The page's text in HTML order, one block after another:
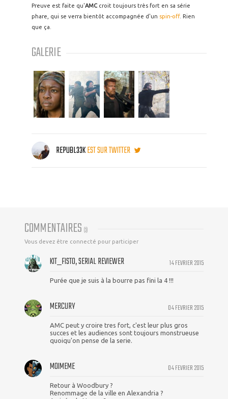
Preuve est faite qu'AMC croit toujours très fort en sa série
phare, qui se verra bientôt accompagnée d'un spin-off. Rien
que ça.
GALERIE
REPUBL33KEST SUR TWITTER
COMMENTAIRES (3)
Vous devez être connecté pour participer
14 FEVRIER 2015
KIT_FISTO, SERIAL REVIEWER
Purée que je suis à la bourre pas fini la 4 !!!
04 FEVRIER 2015
MERCURY
AMC peut y croire tres fort, c'est leur plus gros
succes et les audiences sont toujours monstrueuse
quoiqu'on pense de la serie.
04 FEVRIER 2015
MOIMEME
Retour à Woodbury ?
Renommage de la ville en Alexandria ?